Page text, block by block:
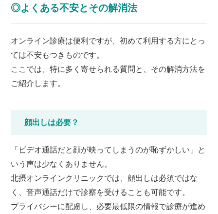
◎よくある不安とその解消法
オンライン診療は便利ですが、初めて利用する方にとっ
ては不安もつきものです。
ここでは、特に多く寄せられる質問と、その解消方法を
ご紹介します。
顔出しは必要？
「ビデオ通話だと顔が映ってしまうのが恥ずかしい」と
いう声は少なくありません。
北摂オンラインクリニックでは、顔出しは必須ではな
く、音声通話だけで診察を受けることも可能です。
プライバシーに配慮し、必要最低限の情報で診療が進め